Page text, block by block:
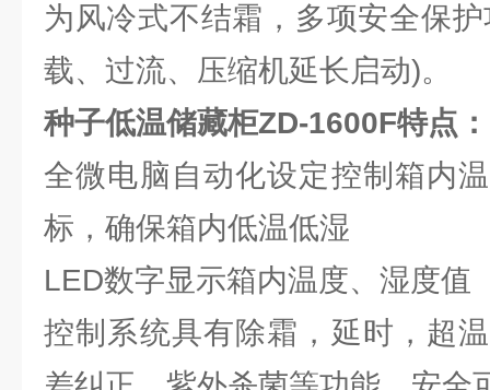
为风冷式不结霜，多项安全保
载、过流、压缩机延长启动)。
种子低温储藏柜ZD-1600F特点：
全微电脑自动化设定控制箱内
标，确保箱内低温低湿
LED数字显示箱内温度、湿度值
控制系统具有除霜，延时，超